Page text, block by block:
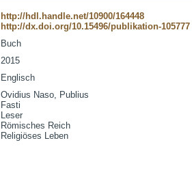
http://hdl.handle.net/10900/164448
http://dx.doi.org/10.15496/publikation-105777
Buch
2015
Englisch
Ovidius Naso, Publius
Fasti
Leser
Römisches Reich
Religiöses Leben